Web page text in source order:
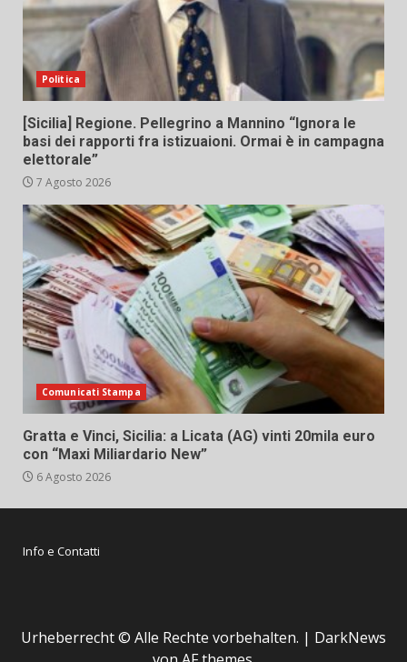
Politica
[Sicilia] Regione. Pellegrino a Mannino “Ignora le
basi dei rapporti fra istizuaioni. Ormai è in campagna
elettorale”
7 Agosto 2026
Comunicati Stampa
Gratta e Vinci, Sicilia: a Licata (AG) vinti 20mila euro
con “Maxi Miliardario New”
6 Agosto 2026
Info e Contatti
Urheberrecht © Alle Rechte vorbehalten. | DarkNews